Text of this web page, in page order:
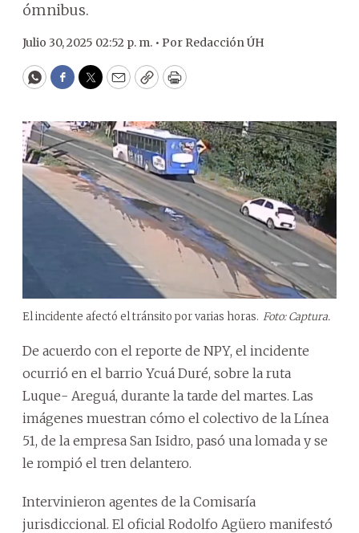
ómnibus.
Julio 30, 2025 02:52 p. m. • Por Redacción ÚH
WhatsApp
Facebook
Twitter
EmailCopyPrint
El incidente afectó el tránsito por varias horas. Foto: Captura.
De acuerdo con el reporte de NPY, el incidente
ocurrió en el barrio Ycuá Duré, sobre la ruta
Luque- Areguá, durante la tarde del martes. Las
imágenes muestran cómo el colectivo de la Línea
51, de la empresa San Isidro, pasó una lomada y se
le rompió el tren delantero.
Intervinieron agentes de la Comisaría
jurisdiccional. El oficial Rodolfo Agüero manifestó